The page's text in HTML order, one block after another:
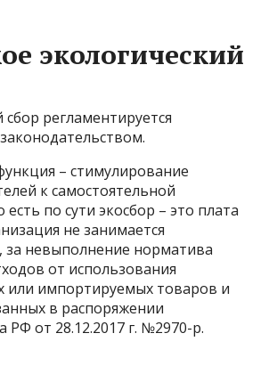
экологический
сбор регламентируется
– стимулирование
к самостоятельной
есть по сути экосбор – это плата
не занимается
за невыполнение норматива
от использования
или импортируемых товаров и
в распоряжении
РФ от 28.12.2017 г. №2970-р.